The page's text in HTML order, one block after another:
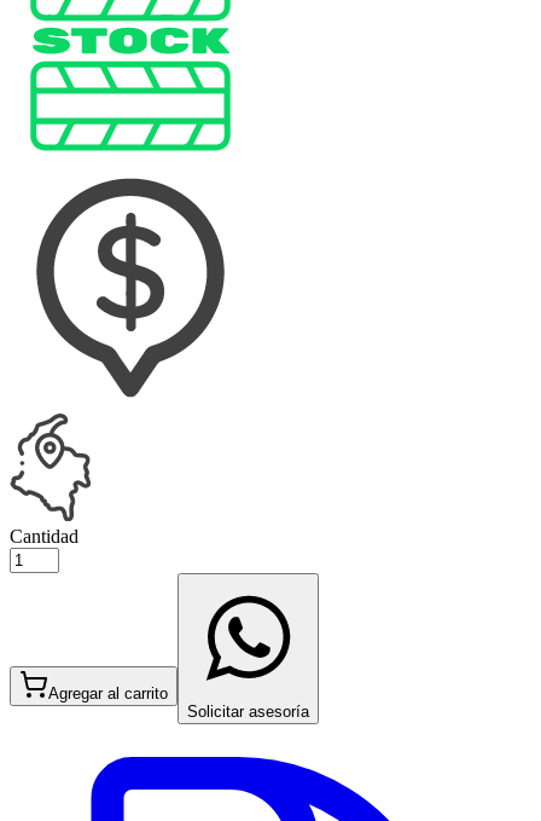
Cantidad
Agregar al carrito
Solicitar asesoría